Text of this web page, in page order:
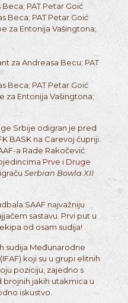
Beca; PAT Petar Goić
Beca; PAT Petar Goić
za Entonija Vašingtona;
za Andreasa Becu; PAT
Beca; PAT Petar Goić
za Entonija Vašingtona;
Srbije odigran je pred
BASK na Carevoj ćupriji.
a Rade Rakočević
Prve i Druge
Serbian Bowla XII
SAAF najvažniju
sastavu. Prvi put u
od osam sudija!
sudija Međunarodne
koji su u grupi elitnih
poziciju, zajedno s
jakih utakmica u
iskustvo.